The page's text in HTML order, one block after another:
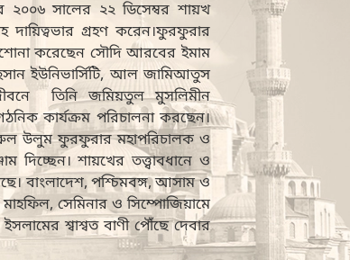
২০০৬ সালের ২২ ডিসেম্বর শায়খ
দায়িত্বভার গ্রহণ করেন।ফুরফুরার
করেছেন সৌদি আরবের ইমাম
ইউনিভার্সিটি, আল জামিআতুস
তিনি জমিয়তুল মুসলিমীন
কার্যক্রম পরিচালনা করছেন।
উলুম ফুরফুরার মহাপরিচালক ও
দিচ্ছেন। শায়খের তত্ত্বাবধানে ও
বাংলাদেশ, পশ্চিমবঙ্গ, আসাম ও
সেমিনার ও সিম্পোজিয়ামে
শ্বাশ্বত বাণী পৌঁছে দেবার